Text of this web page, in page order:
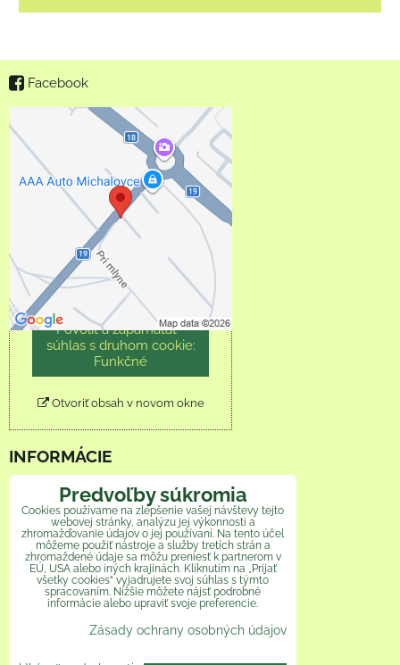
Facebook
Externý obsah je
blokovaný Voľbami
súkromia
Prajete si načítať externý
obsah?
Povoliť tentokrát
Povoliť a zapamätať -
súhlas s druhom cookie:
Funkčné
Otvoriť obsah v novom okne
INFORMÁCIE
Obchodné podmienky
Reklamačný poriadok
Ochrana osobných údajov
Veľkoobchod
Ako pomáhame
Predvoľby súkromia
Cookies používame na zlepšenie vašej návštevy tejto
webovej stránky, analýzu jej výkonnosti a
zhromažďovanie údajov o jej používaní. Na tento účel
môžeme použiť nástroje a služby tretích strán a
zhromaždené údaje sa môžu preniesť k partnerom v
EÚ, USA alebo iných krajinách. Kliknutím na „Prijať
všetky cookies“ vyjadrujete svoj súhlas s týmto
spracovaním. Nižšie môžete nájsť podrobné
informácie alebo upraviť svoje preferencie.
Zásady ochrany osobných údajov